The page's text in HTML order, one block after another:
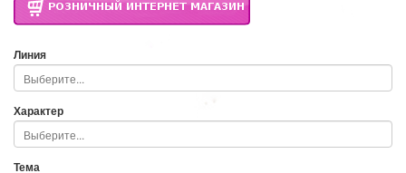
Линия
Характер
Тема